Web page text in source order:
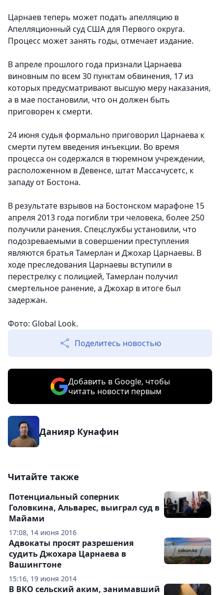
Царнаев теперь может подать апелляцию в
Апелляционный суд США для Первого округа.
Процесс может занять годы, отмечает издание.
В апреле прошлого года признали Царнаева
виновным по всем 30 пунктам обвинения, 17 из
которых предусматривают высшую меру наказания,
а в мае постановили, что он должен быть
приговорен к смерти.
24 июня судья формально приговорил Царнаева к
смерти путем введения инъекции. Во время
процесса он содержался в тюремном учреждении,
расположенном в Девенсе, штат Массачусетс, к
западу от Бостона.
В результате взрывов на Бостонском марафоне 15
апреля 2013 года погибли три человека, более 250
получили ранения. Спецслужбы установили, что
подозреваемыми в совершении преступления
являются братья Тамерлан и Джохар Царнаевы. В
ходе преследования Царнаевы вступили в
перестрелку с полицией, Тамерлан получил
смертельное ранение, а Джохар в итоге был
задержан.
Фото: Global Look.
Поделитесь новостью
Добавить в Google, чтобы
читать новости первым
Данияр Кунафин
Читайте также
17:08, 14 июня 2016
Потенциальный соперник
Головкина, Альварес, выиграл суд в
Майами
15:16, 19 июня 2014
Адвокаты просят разрешения
судить Джохара Царнаева в
Вашингтоне
В ВКО сельский аким, занимавший